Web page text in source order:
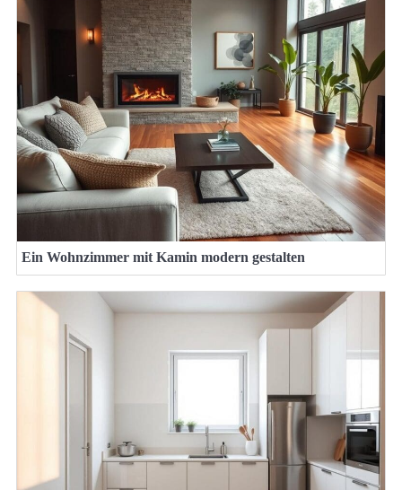
Ein Wohnzimmer mit Kamin modern gestalten